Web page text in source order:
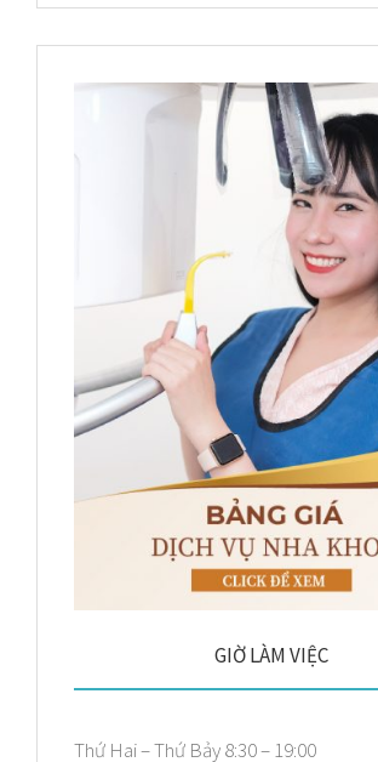
GIỜ LÀM VIỆC
Thứ Hai – Thứ Bảy 8:30 – 19:00